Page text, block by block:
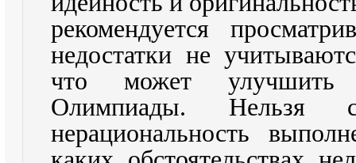
рекомендуется
недостатки не
что может улучшить
Олимпиады. Нельзя
нерациональность